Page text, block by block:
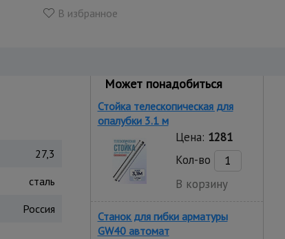
В избранное
27,3
сталь
Россия
Может понадобиться
Стойка телескопическая для
опалубки 3.1 м
Цена: 1281
Кол-во
В корзину
Станок для гибки арматуры
GW40 автомат